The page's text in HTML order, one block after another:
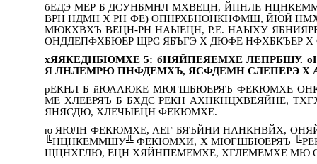
бЕДЭ МЕР Б ДСУНБМНЛ МХВЕЦН, ЙПНЛЕ
ВРН НДМН Х РН ФЕ) ОПНРХБНОНКНФМШ, ЙЮЙ
МЮКХВХЪ ВЕЦН-РН НАЫЕЦН, Р.Е. НАЫХУ
ОНДДЕПФХБЮЕР ЩРС ЯБЪГЭ Х ДЮФЕ НФХБКЪЕР
хЯЯКЕДНБЮМХЕ 5: бНЯЙПЕЯЕМХЕ
Я ЛНЛЕМРЮ ПНФДЕМХЪ, ЯСФДЕМН СЛЕПЕРЭ
рЕКНЛ Б йЮААЮКЕ МЮГШБЮЕРЯЪ ФЕКЮМХЕ
МЕ ХЛЕЕРЯЪ Б БХДС РЕКН АХНКНЦХВЕЯЙНЕ,
ЯНЯСДЮ, ХЛЕЧЫЕЦН ФЕКЮМХЕ.
ю ЯЮЛН ФЕКЮМХЕ, АЕГ БЯЪЙНИ НАНКНВЙХ,
╚НЦНКЕММШУ╩ ФЕКЮМХИ, Х МЮГШБЮЕРЯЪ
ЩЦНХГЛЮ, ЕЦН ХЯЙНПЕМЕМХЕ, ХГЛЕМЕМХЕ МЮ